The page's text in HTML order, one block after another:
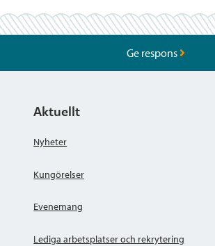
Ge respons
Aktuellt
Nyheter
Kungörelser
Evenemang
Lediga arbetsplatser och rekrytering